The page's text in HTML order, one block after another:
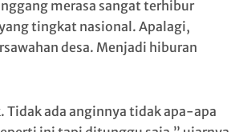
merasa sangat terhibur
tingkat nasional. Apalagi,
desa. Menjadi hiburan
Tidak ada anginnya tidak apa-apa